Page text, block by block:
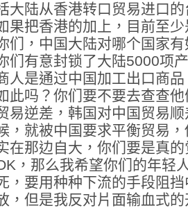
大陆从香港转口贸易进口
果把香港的加上，目前至
们，中国大陆对哪个国家
们有意封锁了大陆5000项
人是通过中国加工出口商
此吗？你们要不要去查查
易逆差，韩国对中国贸易
，就被中国要求平衡贸易
在那边自大，你们要是真
，那么我希望你们的年轻
，要用种种下流的手段阻
，但是我反对片面输血式